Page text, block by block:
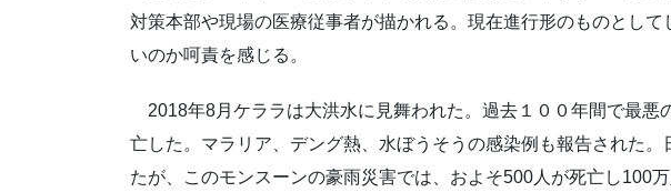
対策本部や現場の医療従事者が描かれる。現在進行形のものとし
いのか呵責を感じる。
2018年8月ケララは大洪水に見舞われた。過去１００年間で最悪
亡した。マラリア、デング熱、水ぼうそうの感染例も報告された
たが、このモンスーンの豪雨災害では、およそ500人が死亡し100